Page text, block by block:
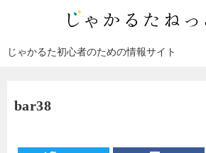
じゃかるた初心者のための情報サイト
bar38